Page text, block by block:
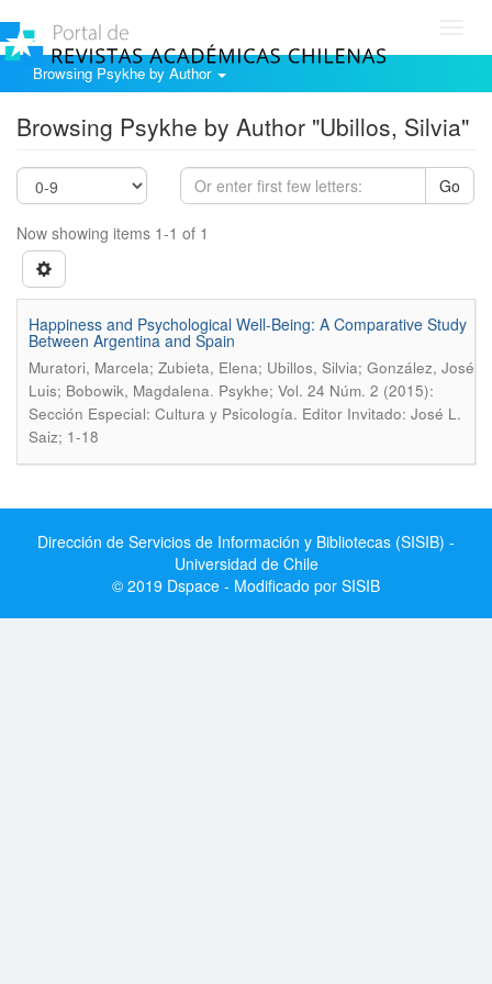
Browsing Psykhe by Author
Browsing Psykhe by Author "Ubillos, Silvia"
Go
Now showing items 1-1 of 1
Happiness and Psychological Well-Being: A Comparative Study
Between Argentina and Spain
Muratori, Marcela; Zubieta, Elena; Ubillos, Silvia; González, José
Luis; Bobowik, Magdalena. Psykhe; Vol. 24 Núm. 2 (2015):
Sección Especial: Cultura y Psicología. Editor Invitado: José L.
Saiz; 1-18
Dirección de Servicios de Información y Bibliotecas (SISIB) -
Universidad de Chile
© 2019 Dspace - Modificado por SISIB